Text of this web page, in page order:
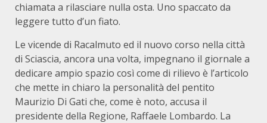
chiamata a rilasciare nulla osta. Uno spaccato da
leggere tutto d’un fiato.
Le vicende di Racalmuto ed il nuovo corso nella città
di Sciascia, ancora una volta, impegnano il giornale a
dedicare ampio spazio così come di rilievo è l’articolo
che mette in chiaro la personalità del pentito
Maurizio Di Gati che, come è noto, accusa il
presidente della Regione, Raffaele Lombardo. La